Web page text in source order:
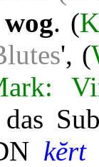
wog. (
', (
kĕrt